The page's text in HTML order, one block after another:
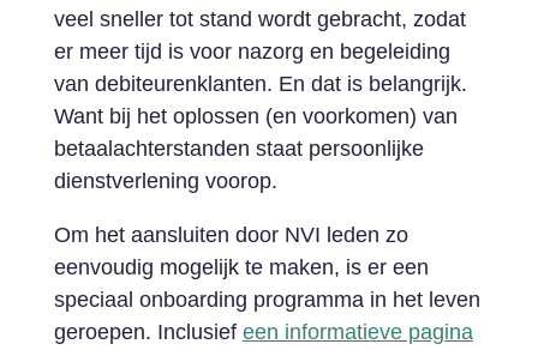
veel sneller tot stand wordt gebracht, zodat
er meer tijd is voor nazorg en begeleiding
van debiteurenklanten. En dat is belangrijk.
Want bij het oplossen (en voorkomen) van
betaalachterstanden staat persoonlijke
dienstverlening voorop.
Om het aansluiten door NVI leden zo
eenvoudig mogelijk te maken, is er een
speciaal onboarding programma in het leven
geroepen. Inclusief een informatieve pagina